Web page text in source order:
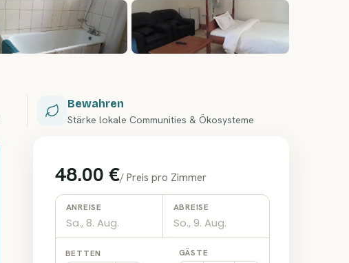
Bewahren
Stärke lokale Communities & Ökosysteme
48.00 €/ Preis pro Zimmer
ANREISE ABREISE
Datumseingabe
BETTEN GÄSTE